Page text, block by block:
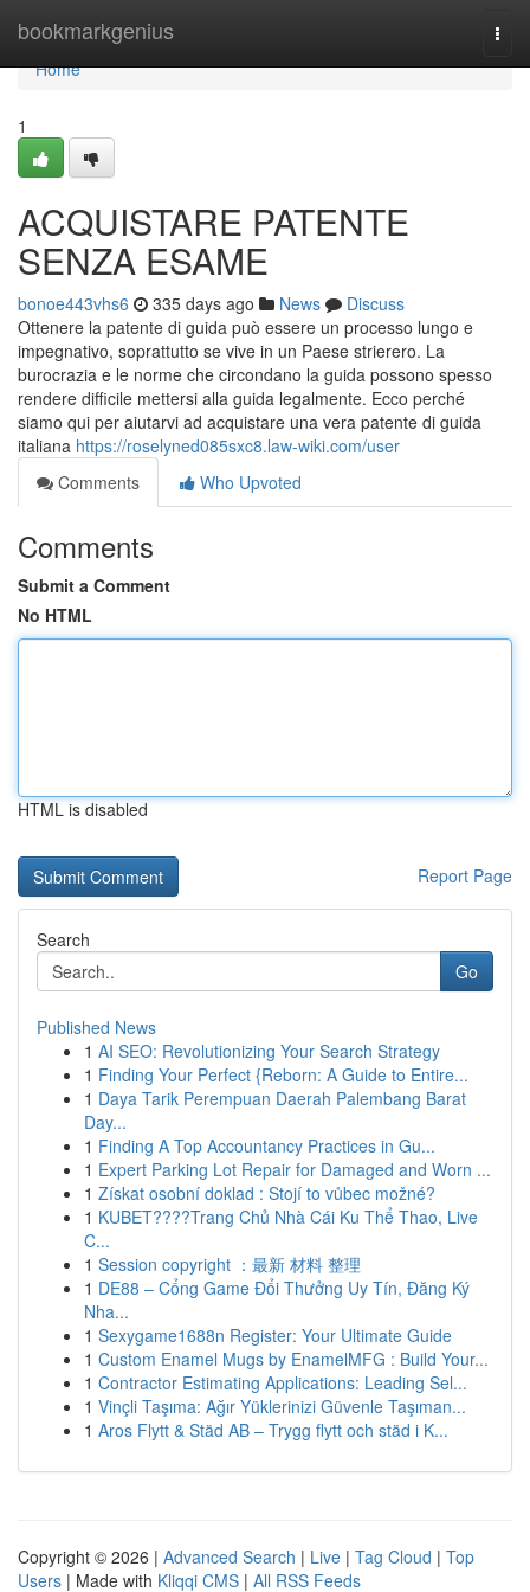
bookmarkgenius
Home
Home
1
ACQUISTARE PATENTE
SENZA ESAME
bonoe443vhs6 335 days ago News
Discuss
Ottenere la patente di guida può essere un processo lungo e
impegnativo, soprattutto se vive in un Paese strierero. La
burocrazia e le norme che circondano la guida possono spesso
rendere difficile mettersi alla guida legalmente. Ecco perché
siamo qui per aiutarvi ad acquistare una vera patente di guida
italiana https://roselyned085sxc8.law-wiki.com/user
Comments
Who Upvoted
Comments
Submit a Comment
No HTML
HTML is disabled
Report Page
Search
Go
Published News
1 AI SEO: Revolutionizing Your Search Strategy
1 Finding Your Perfect {Reborn: A Guide to Entire...
1 Daya Tarik Perempuan Daerah Palembang Barat
Day...
1 Finding A Top Accountancy Practices in Gu...
1 Expert Parking Lot Repair for Damaged and Worn ...
1 Získat osobní doklad : Stojí to vůbec možné?
1 KUBET????️Trang Chủ Nhà Cái Ku Thể Thao, Live
C...
1 Session copyright ：最新 材料 整理
1 DE88 – Cổng Game Đổi Thưởng Uy Tín, Đăng Ký
Nha...
1 Sexygame1688n Register: Your Ultimate Guide
1 Custom Enamel Mugs by EnamelMFG : Build Your...
1 Contractor Estimating Applications: Leading Sel...
1 Vinçli Taşıma: Ağır Yüklerinizi Güvenle Taşıman...
1 Aros Flytt & Städ AB – Trygg flytt och städ i K...
Copyright © 2026 | Advanced Search | Live | Tag Cloud | Top
Users | Made with Kliqqi CMS | All RSS Feeds